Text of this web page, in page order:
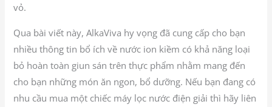
vỏ.
Qua bài viết này, AlkaViva hy vọng đã cung cấp cho bạn
nhiều thông tin bổ ích về nước ion kiềm có khả năng loại
bỏ hoàn toàn giun sán trên thực phẩm nhằm mang đến
cho bạn những món ăn ngon, bổ dưỡng. Nếu bạn đang có
nhu cầu mua một chiếc máy lọc nước điện giải thì hãy liên